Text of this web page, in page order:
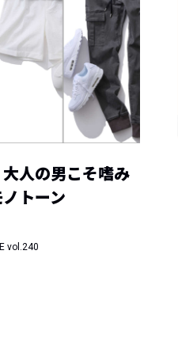
人の男こそ嗜み
トーン
vol.240